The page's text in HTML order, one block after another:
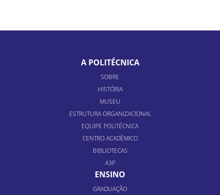
A POLITÉCNICA
SOBRE
HISTÓRIA
MUSEU
ESTRUTURA ORGANIZACIONAL
EQUIPE POLITÉCNICA
CENTRO ACADÊMICO
BIBLIOTECAS
A3P
ENSINO
GRADUAÇÃO